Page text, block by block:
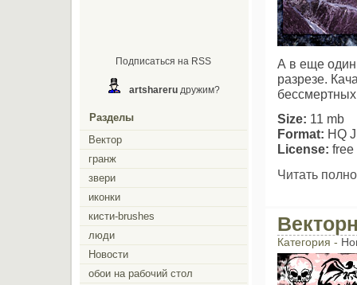
А в еще один
разрезе.
Size: 11 mb
Format: HQ
License: free
Читать
Категория -
Подписаться на RSS
artshareru дружим?
Разделы
Вектор
гранж
звери
иконки
кисти-brushes
люди
Новости
обои на рабочий стол